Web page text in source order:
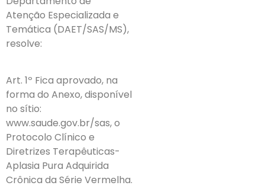
Atenção Especializada e
Temática (DAET/SAS/MS),
resolve:
Art. 1º Fica aprovado, na
forma do Anexo, disponível
no sítio:
www.saude.gov.br/sas, o
Protocolo Clínico e
Diretrizes Terapêuticas-
Aplasia Pura Adquirida
Crônica da Série Vermelha.